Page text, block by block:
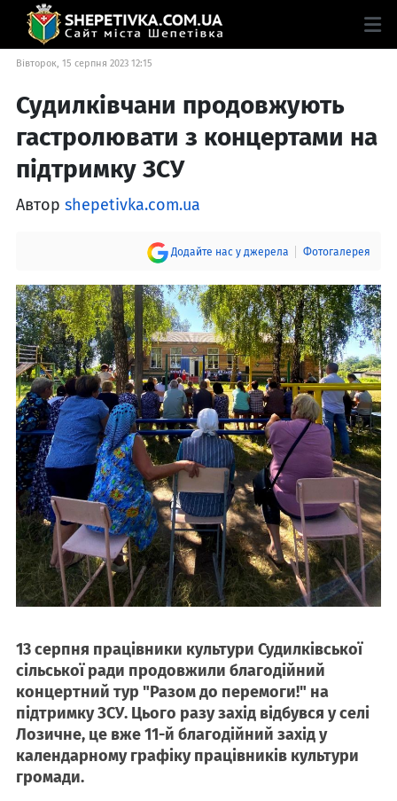
Вівторок, 15 серпня 2023 12:15
Судилківчани продовжують
гастролювати з концертами на
підтримку ЗСУ
Автор shepetivka.com.ua
Додайте нас у джерела Фотогалерея
13 серпня працівники культури Судилківської
сільської ради продовжили благодійний
концертний тур "Разом до перемоги!" на
підтримку ЗСУ. Цього разу захід відбувся у селі
Лозичне, це вже 11-й благодійний захід у
календарному графіку працівників культури
громади.